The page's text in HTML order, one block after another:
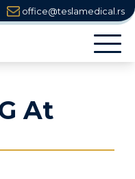
office@teslamedical.rs
At